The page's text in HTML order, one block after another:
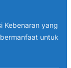
Kebenaran yang
untuk